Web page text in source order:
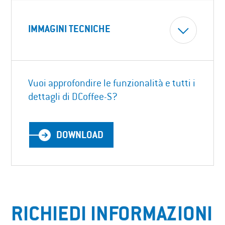
Vuoi approfondire le funzionalità e tutti i
dettagli di DCoffee-S?
DOWNLOAD
IMMAGINI TECNICHE
RICHIEDI INFORMAZIONI